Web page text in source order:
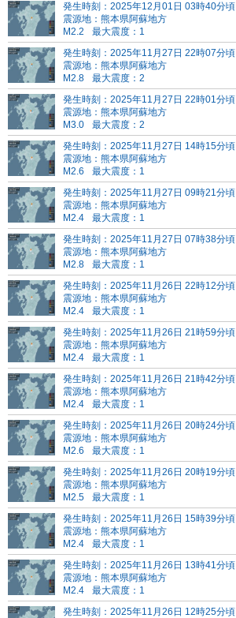
発生時刻：2025年12月01日 03時40分頃
震源地：熊本県阿蘇地方
M2.2
最大震度：1
発生時刻：2025年11月27日 22時07分頃
震源地：熊本県阿蘇地方
M2.8
最大震度：2
発生時刻：2025年11月27日 22時01分頃
震源地：熊本県阿蘇地方
M3.0
最大震度：2
発生時刻：2025年11月27日 14時15分頃
震源地：熊本県阿蘇地方
M2.6
最大震度：1
発生時刻：2025年11月27日 09時21分頃
震源地：熊本県阿蘇地方
M2.4
最大震度：1
発生時刻：2025年11月27日 07時38分頃
震源地：熊本県阿蘇地方
M2.8
最大震度：1
発生時刻：2025年11月26日 22時12分頃
震源地：熊本県阿蘇地方
M2.4
最大震度：1
発生時刻：2025年11月26日 21時59分頃
震源地：熊本県阿蘇地方
M2.4
最大震度：1
発生時刻：2025年11月26日 21時42分頃
震源地：熊本県阿蘇地方
M2.4
最大震度：1
発生時刻：2025年11月26日 20時24分頃
震源地：熊本県阿蘇地方
M2.6
最大震度：1
発生時刻：2025年11月26日 20時19分頃
震源地：熊本県阿蘇地方
M2.5
最大震度：1
発生時刻：2025年11月26日 15時39分頃
震源地：熊本県阿蘇地方
M2.4
最大震度：1
発生時刻：2025年11月26日 13時41分頃
震源地：熊本県阿蘇地方
M2.4
最大震度：1
発生時刻：2025年11月26日 12時25分頃